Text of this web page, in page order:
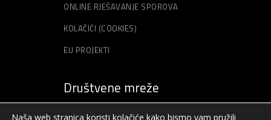
ONLINE RJEŠAVANJE SPOROVA
KOLAČIĆI (COOKIES)
EU PROJEKTI
Društvene mreže
Naša web stranica koristi kolačiće kako bismo vam pružili